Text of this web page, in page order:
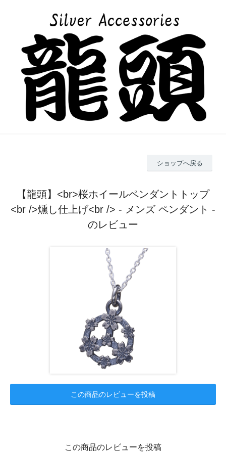
ショップへ戻る
【龍頭】<br>桜ホイールペンダントトップ
<br />燻し仕上げ<br /> - メンズ ペンダント -
のレビュー
この商品のレビューを投稿
この商品のレビューを投稿